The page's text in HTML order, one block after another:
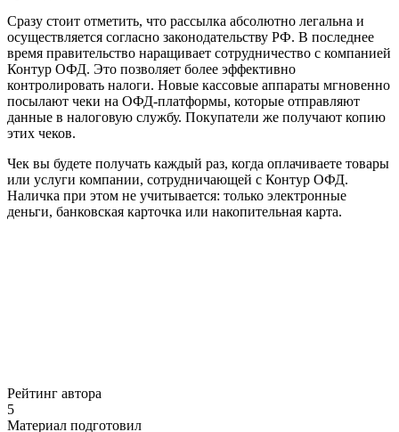
Сразу стоит отметить, что рассылка абсолютно легальна и
осуществляется согласно законодательству РФ. В последнее
время правительство наращивает сотрудничество с компанией
Контур ОФД. Это позволяет более эффективно
контролировать налоги. Новые кассовые аппараты мгновенно
посылают чеки на ОФД-платформы, которые отправляют
данные в налоговую службу. Покупатели же получают копию
этих чеков.
Чек вы будете получать каждый раз, когда оплачиваете товары
или услуги компании, сотрудничающей с Контур ОФД.
Наличка при этом не учитывается: только электронные
деньги, банковская карточка или накопительная карта.
Рейтинг автора
5
Материал подготовил